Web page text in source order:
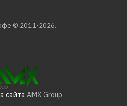
© 2011-2026.
сайтаAMX Group